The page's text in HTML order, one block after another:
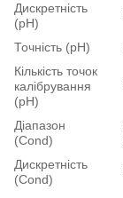
Дискретність
(pH)
Точність (pH)
Кількість точок
калібрування
(pH)
Діапазон
(Cond)
Дискретність
(Cond)